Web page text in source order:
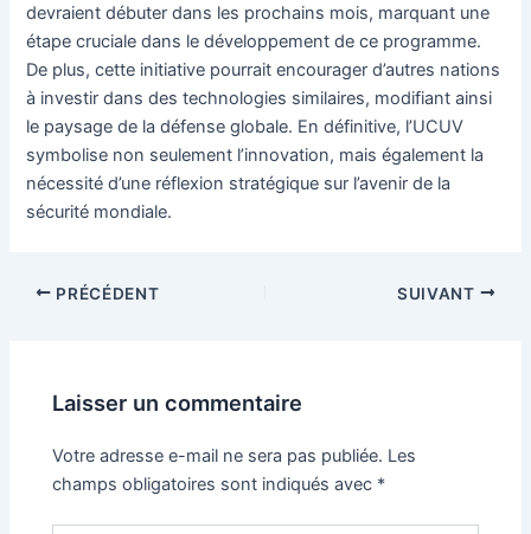
devraient débuter dans les prochains mois, marquant une
étape cruciale dans le développement de ce programme.
De plus, cette initiative pourrait encourager d’autres nations
à investir dans des technologies similaires, modifiant ainsi
le paysage de la défense globale. En définitive, l’UCUV
symbolise non seulement l’innovation, mais également la
nécessité d’une réflexion stratégique sur l’avenir de la
sécurité mondiale.
NavigationPRÉCÉDENT SUIVANT
Laisser un commentaire
Votre adresse e-mail ne sera pas publiée. Les
champs obligatoires sont indiqués avec *